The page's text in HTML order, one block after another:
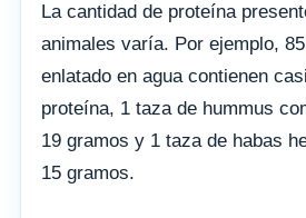
La cantidad de proteína
animales varía. Por ejemplo,
enlatado en agua contienen
proteína, 1 taza de hummus
19 gramos y 1 taza de habas
15 gramos.